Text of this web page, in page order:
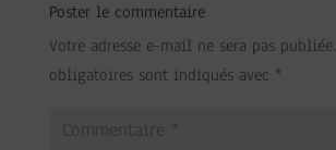
Poster le commentaire
Votre adresse e-mail ne sera pas publiée.
obligatoires sont indiqués avec *